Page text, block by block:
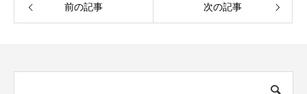
前の記事 次の記事